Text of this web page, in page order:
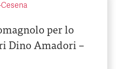
per lo
Dino Amadori –